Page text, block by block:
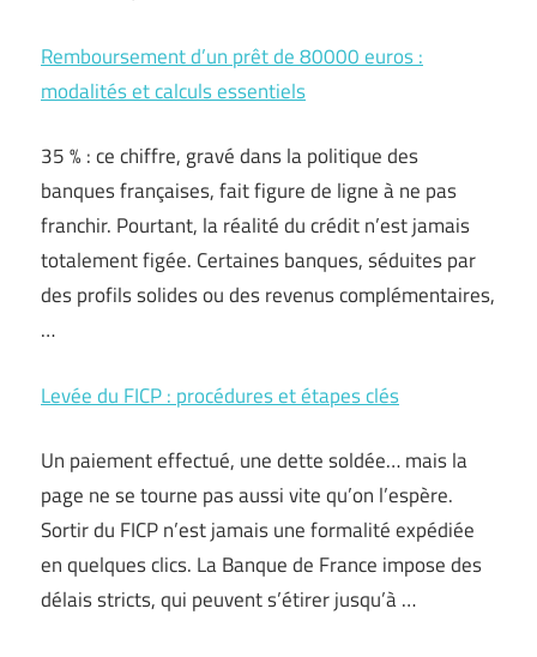
Remboursement d’un prêt de 80000 euros :
modalités et calculs essentiels
35 % : ce chiffre, gravé dans la politique des
banques françaises, fait figure de ligne à ne pas
franchir. Pourtant, la réalité du crédit n’est jamais
totalement figée. Certaines banques, séduites par
des profils solides ou des revenus complémentaires,
…
Levée du FICP : procédures et étapes clés
Un paiement effectué, une dette soldée… mais la
page ne se tourne pas aussi vite qu’on l’espère.
Sortir du FICP n’est jamais une formalité expédiée
en quelques clics. La Banque de France impose des
délais stricts, qui peuvent s’étirer jusqu’à …